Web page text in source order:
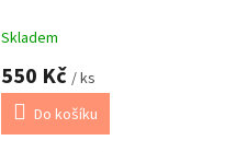
Skladem
550 Kč / ks
Do košíku